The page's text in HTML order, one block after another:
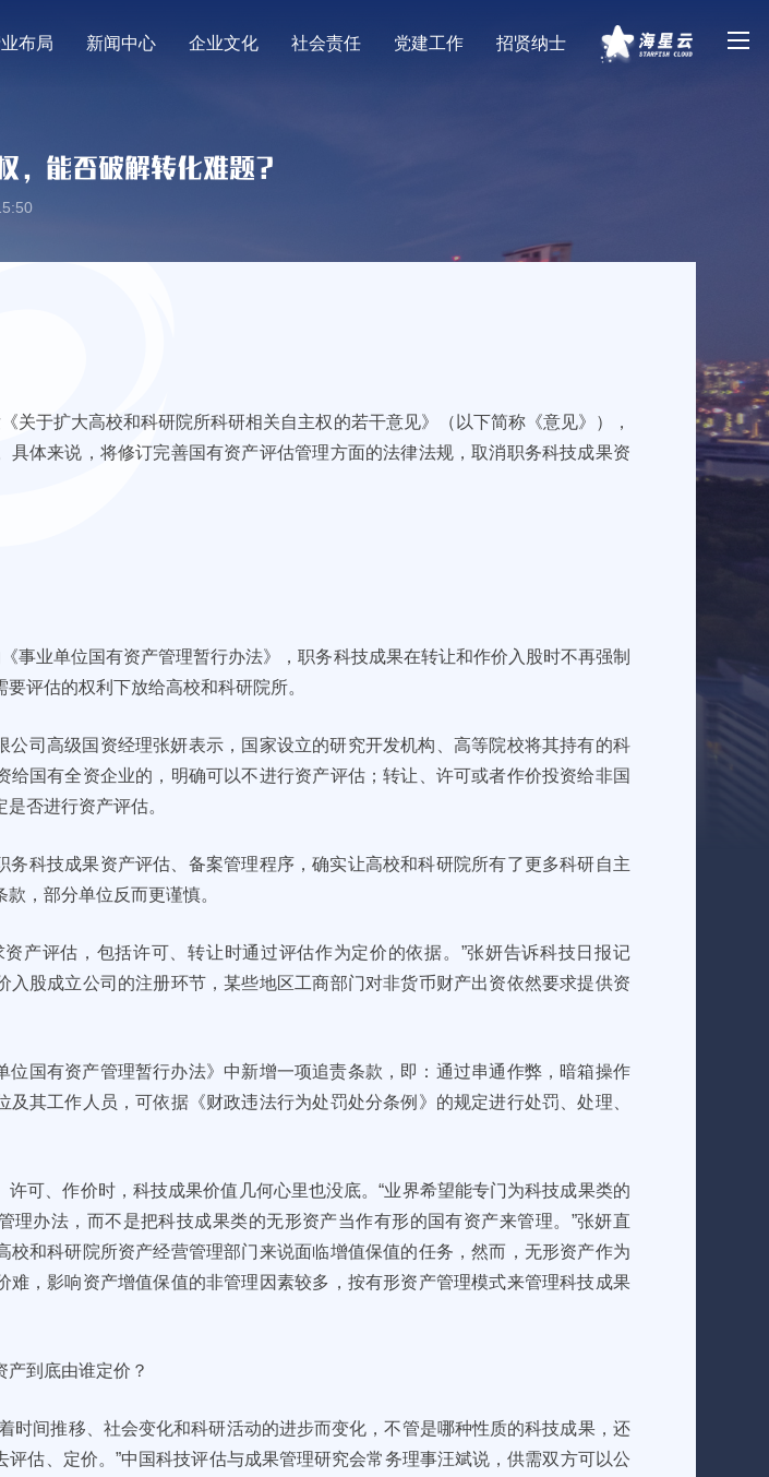
布局 新闻中心 企业文化 社会责任 党建工作 招贤纳士
，能否破解转化难题？
关于扩大高校和科研院所科研相关自主权的若干意见》（以下简称《意见》），
具体来说，将修订完善国有资产评估管理方面的法律法规，取消职务科技成果资
事业单位国有资产管理暂行办法》，职务科技成果在转让和作价入股时不再强制
评估的权利下放给高校和科研院所。
公司高级国资经理张妍表示，国家设立的研究开发机构、高等院校将其持有的科
给国有全资企业的，明确可以不进行资产评估；转让、许可或者作价投资给非国
否进行资产评估。
务科技成果资产评估、备案管理程序，确实让高校和科研院所有了更多科研自主
，部分单位反而更谨慎。
产评估，包括许可、转让时通过评估作为定价的依据。”张妍告诉科技日报记
入股成立公司的注册环节，某些地区工商部门对非货币财产出资依然要求提供资
位国有资产管理暂行办法》中新增一项追责条款，即：通过串通作弊，暗箱操作
及其工作人员，可依据《财政违法行为处罚处分条例》的规定进行处罚、处理、
许可、作价时，科技成果价值几何心里也没底。“业界希望能专门为科技成果类的
理办法，而不是把科技成果类的无形资产当作有形的国有资产来管理。”张妍直
校和科研院所资产经营管理部门来说面临增值保值的任务，然而，无形资产作为
难，影响资产增值保值的非管理因素较多，按有形资产管理模式来管理科技成果
产到底由谁定价？
时间推移、社会变化和科研活动的进步而变化，不管是哪种性质的科技成果，还
评估、定价。”中国科技评估与成果管理研究会常务理事汪斌说，供需双方可以公